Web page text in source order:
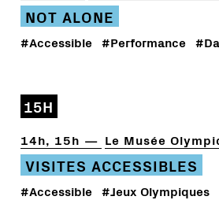
NOT ALONE
#Accessible #Performance
15H
14h, 15h Le Musée
VISITES ACCESSIBLES
#Accessible #Jeux Olympiques